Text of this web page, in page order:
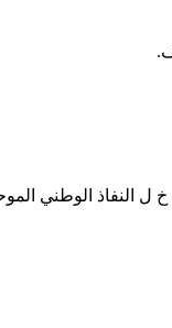
ل النفاذ الوطني